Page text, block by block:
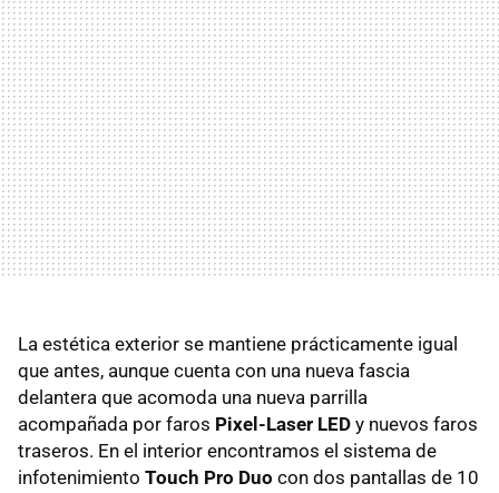
La estética exterior se mantiene prácticamente igual
que antes, aunque cuenta con una nueva fascia
delantera que acomoda una nueva parrilla
acompañada por faros Pixel-Laser LED y nuevos faros
traseros. En el interior encontramos el sistema de
infotenimiento Touch Pro Duo con dos pantallas de 10